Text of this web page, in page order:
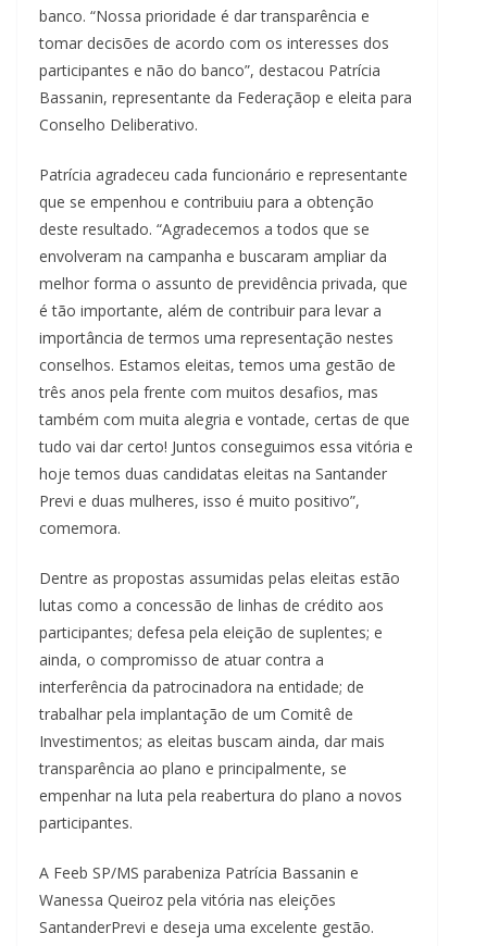
banco. “Nossa prioridade é dar transparência e
tomar decisões de acordo com os interesses dos
participantes e não do banco”, destacou Patrícia
Bassanin, representante da Federaçãop e eleita para
Conselho Deliberativo.
Patrícia agradeceu cada funcionário e representante
que se empenhou e contribuiu para a obtenção
deste resultado. “Agradecemos a todos que se
envolveram na campanha e buscaram ampliar da
melhor forma o assunto de previdência privada, que
é tão importante, além de contribuir para levar a
importância de termos uma representação nestes
conselhos. Estamos eleitas, temos uma gestão de
três anos pela frente com muitos desafios, mas
também com muita alegria e vontade, certas de que
tudo vai dar certo! Juntos conseguimos essa vitória e
hoje temos duas candidatas eleitas na Santander
Previ e duas mulheres, isso é muito positivo”,
comemora.
Dentre as propostas assumidas pelas eleitas estão
lutas como a concessão de linhas de crédito aos
participantes; defesa pela eleição de suplentes; e
ainda, o compromisso de atuar contra a
interferência da patrocinadora na entidade; de
trabalhar pela implantação de um Comitê de
Investimentos; as eleitas buscam ainda, dar mais
transparência ao plano e principalmente, se
empenhar na luta pela reabertura do plano a novos
participantes.
A Feeb SP/MS parabeniza Patrícia Bassanin e
Wanessa Queiroz pela vitória nas eleições
SantanderPrevi e deseja uma excelente gestão.